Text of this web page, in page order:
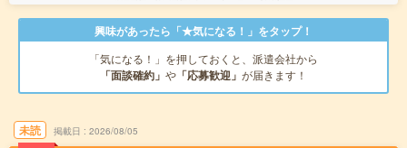
興味があったら「★気になる！」をタップ！
「気になる！」を押しておくと、派遣会社から
「面談確約」 や 「応募歓迎」 が届きます！
未読 掲載日 2026/08/05